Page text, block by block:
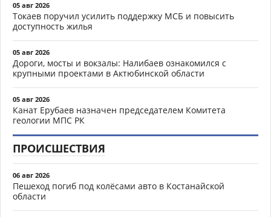
05 авг 2026
Токаев поручил усилить поддержку МСБ и повысить
доступность жилья
05 авг 2026
Дороги, мосты и вокзалы: Налибаев ознакомился с
крупными проектами в Актюбинской области
05 авг 2026
Канат Ерубаев назначен председателем Комитета
геологии МПС РК
ПРОИСШЕСТВИЯ
06 авг 2026
Пешеход погиб под колёсами авто в Костанайской
области